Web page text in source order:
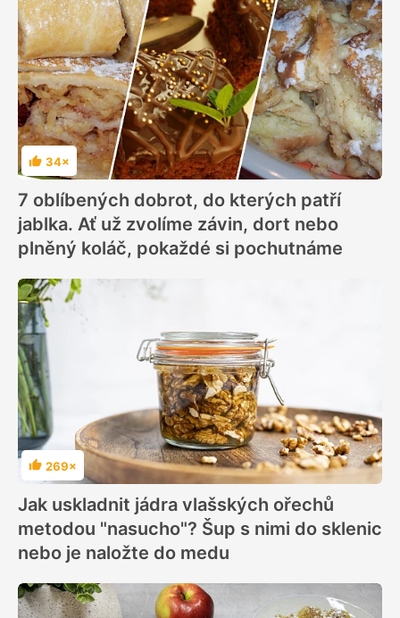
Hodnocení
34×
7 oblíbených dobrot, do kterých patří
jablka. Ať už zvolíme závin, dort nebo
plněný koláč, pokaždé si pochutnáme
Hodnocení
269×
Jak uskladnit jádra vlašských ořechů
metodou "nasucho"? Šup s nimi do sklenic
nebo je naložte do medu